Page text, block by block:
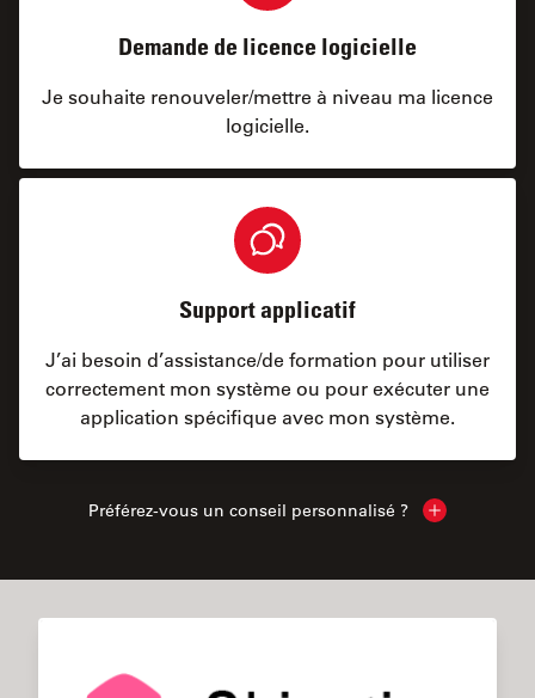
Demande de licence logicielle
Je souhaite renouveler/mettre à niveau ma licence
logicielle.
Support applicatif
J’ai besoin d’assistance/de formation pour utiliser
correctement mon système ou pour exécuter une
application spécifique avec mon système.
Préférez-vous un conseil personnalisé ? Show local